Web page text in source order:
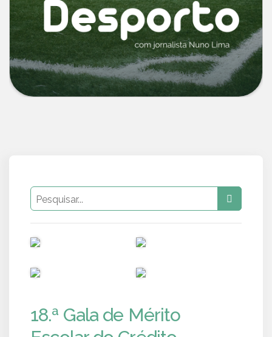
18.ª Gala de Mérito